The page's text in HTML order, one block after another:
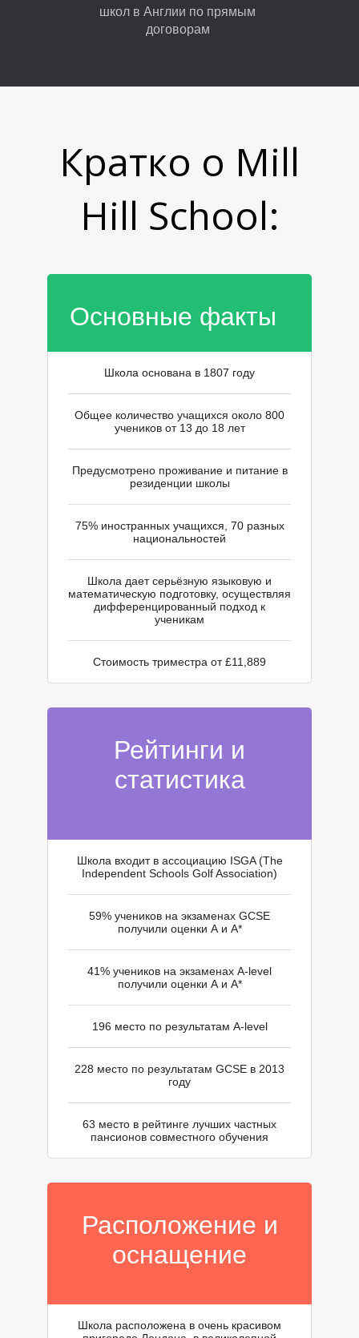
Н
Г
П
школ в Англии по прямым
договорам
Кратко о Mill
Hill School:
Основные факты
Школа основана в 1807 году
Общее количество учащихся около 800
учеников от 13 до 18 лет
Предусмотрено проживание и питание в
резиденции школы
75% иностранных учащихся, 70 разных
национальностей
Школа дает серьёзную языковую и
математическую подготовку, осуществляя
дифференцированный подход к
ученикам
Стоимость триместра от £11,889
Рейтинги и
статистика
Школа входит в ассоциацию ISGA (The
Independent Schools Golf Association)
59% учеников на экзаменах GCSE
получили оценки А и А*
41% учеников на экзаменах A-level
получили оценки А и А*
196 место по результатам A-level
228 место по результатам GCSE в 2013
году
63 место в рейтинге лучших частных
пансионов совместного обучения
Расположение и
оснащение
Школа расположена в очень красивом